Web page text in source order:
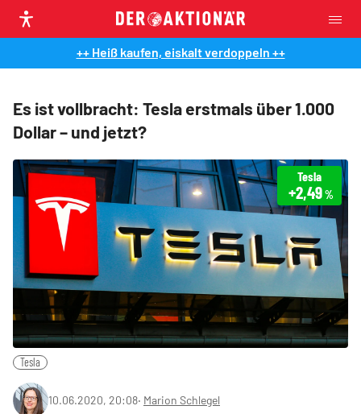
++ Heiß kaufen, eiskalt verdoppeln ++
Es ist vollbracht: Tesla erstmals über 1.000
Dollar – und jetzt?
Tesla
+2,49%
Tesla
10.06.2020, 20:08‧ Marion Schlegel